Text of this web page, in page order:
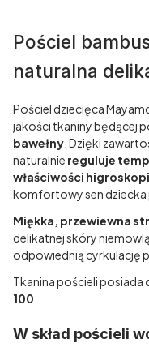
Pościel
naturalna
Pościel dziecięca
jakości tkaniny będącej
bawełny . Dzięki
naturalnie reguluje
właściwości
komfortowy sen dziecka
Miękka, przewiewna
delikatnej skóry
odpowiednią cyrkulację
Tkanina pościeli posiada
100
W skład pościeli